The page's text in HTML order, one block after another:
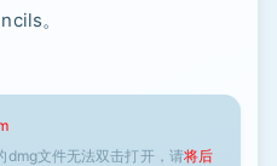
。
dmg文件无法双击打开，请将后